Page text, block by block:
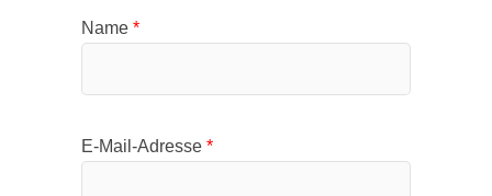
Name *
E-Mail-Adresse *